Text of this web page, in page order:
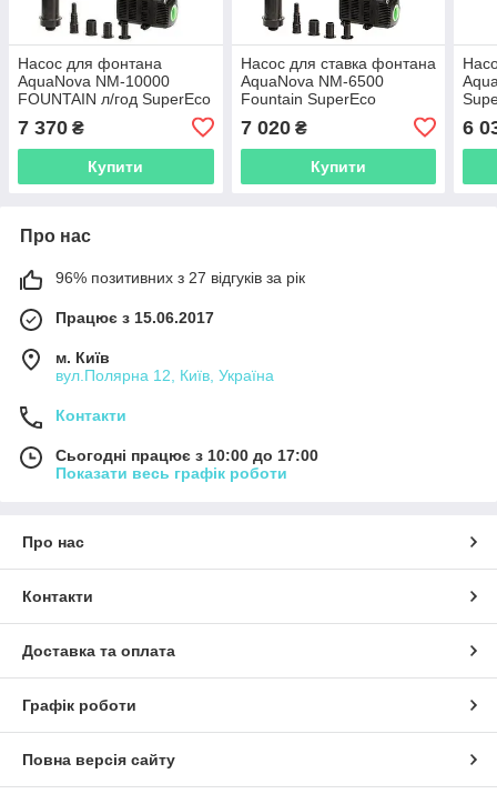
Насос для фонтана
AquaNova NM-10000
FOUNTAIN л/год SuperEco
7 370 ₴
Купити
Насос для ставка фонтана
AquaNova NM-6500
Fountain SuperEco
7 020₴
Купити
6
Про нас
96% позитивних з 27 відгуків за рік
Працює з 15.06.2017
м. Київ
вул.Полярна 12, Київ, Україна
Контакти
Сьогодні працює з 10:00 до 17:00
Показати весь графік роботи
Про нас
Контакти
Доставка та оплата
Графік роботи
Повна версія сайту